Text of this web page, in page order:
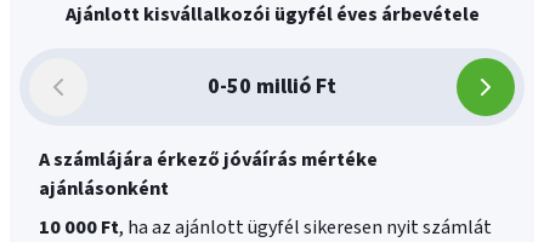
Ajánlott kisvállalkozói ügyfél éves árbevétele
0-50 millió Ft
A számlájára érkező jóváírás mértéke
ajánlásonként
10 000 Ft, ha az ajánlott ügyfél sikeresen nyit számlát